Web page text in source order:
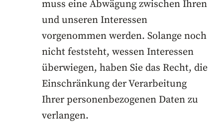
muss eine Abwägung zwischen Ihren
und unseren Interessen
vorgenommen werden. Solange noch
nicht feststeht, wessen Interessen
überwiegen, haben Sie das Recht, die
Einschränkung der Verarbeitung
Ihrer personenbezogenen Daten zu
verlangen.